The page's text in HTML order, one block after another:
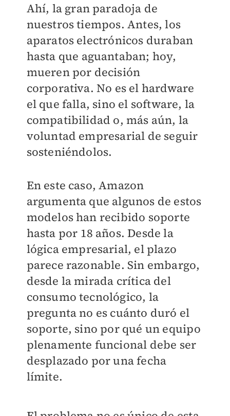
Ahí, la gran paradoja de
nuestros tiempos. Antes, los
aparatos electrónicos duraban
hasta que aguantaban; hoy,
mueren por decisión
corporativa. No es el hardware
el que falla, sino el software, la
compatibilidad o, más aún, la
voluntad empresarial de seguir
sosteniéndolos.
En este caso, Amazon
argumenta que algunos de estos
modelos han recibido soporte
hasta por 18 años. Desde la
lógica empresarial, el plazo
parece razonable. Sin embargo,
desde la mirada crítica del
consumo tecnológico, la
pregunta no es cuánto duró el
soporte, sino por qué un equipo
plenamente funcional debe ser
desplazado por una fecha
límite.